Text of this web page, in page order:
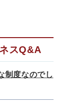
スQ&A
制度なのでし